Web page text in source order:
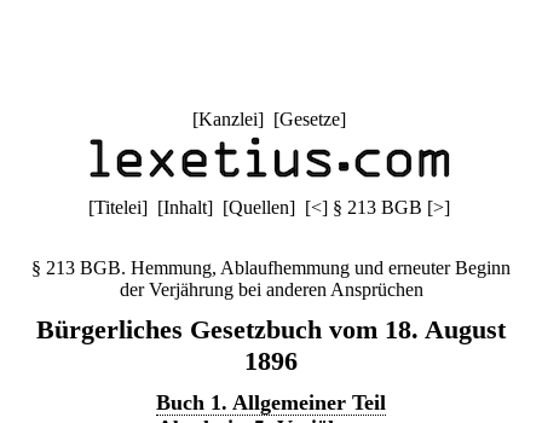
[Kanzlei] [Gesetze]
[Titelei] [Inhalt] [Quellen] [<] § 213 BGB [>]
§ 213 BGB. Hemmung, Ablaufhemmung und erneuter Beginn
der Verjährung bei anderen Ansprüchen
Bürgerliches Gesetzbuch vom 18. August
1896
Buch 1. Allgemeiner Teil